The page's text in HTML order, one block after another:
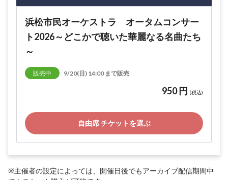
浜松市民オーケストラ オータムコンサー
ト2026～どこかで聴いた華麗なる名曲たち
～
販売中 9/20(日) 14:00 まで販売
950 円 (税込)
自由席 チケットを選ぶ
※主催者の設定によっては、開催日後でもアーカイブ配信期間中